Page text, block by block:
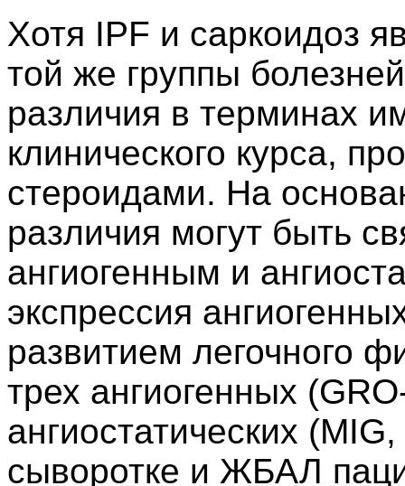
Хотя IPF и саркоидоз
той же группы
различия в терминах
клинического курса,
стероидами. На
различия могут быть
ангиогенным и
экспрессия
развитием легочного
трех ангиогенных
ангиостатических
сыворотке и ЖБАЛ